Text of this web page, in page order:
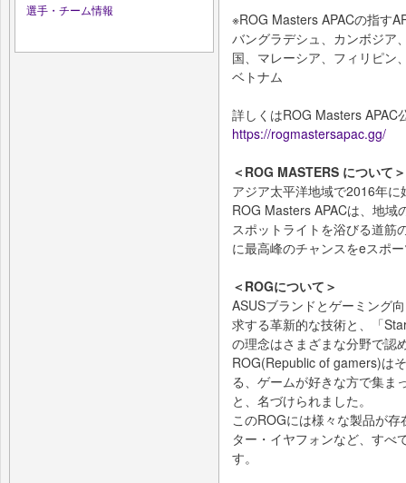
選手・チーム情報
※ROG Masters APACの指す
バングラデシュ、カンボジア
国、マレーシア、フィリピン
ベトナム
詳しくはROG Masters APAC
https://rogmastersapac.gg/
＜ROG MASTERS について＞
アジア太平洋地域で2016年
ROG Masters APACは、地域
スポットライトを浴びる道筋
に最高峰のチャンスをeスポ
＜ROGについて＞
ASUSブランドとゲーミング
求する革新的な技術と、「
の理念はさまざまな分野で認
ROG(Republic of gamers)は
る、ゲームが好きな方で集ま
と、名づけられました。
このROGには様々な製品が
ター・イヤフォンなど、すべ
す。